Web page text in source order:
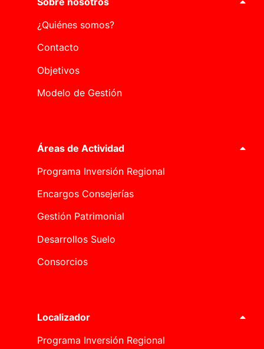
¿Quiénes somos?
Contacto
Objetivos
Modelo de Gestión
Áreas de Actividad
Programa Inversión Regional
Encargos Consejerías
Gestión Patrimonial
Desarrollos Suelo
Consorcios
Localizador
Programa Inversión Regional